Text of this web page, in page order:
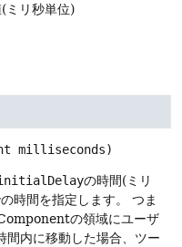
ミリ秒単位)
milliseconds)
の時間(ミリ
時間を指定します。
つま
の領域にユーザ
間内に移動した場合、ツー